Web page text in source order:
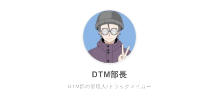
DTM部の管理人/トラックメイカー
DTM部長